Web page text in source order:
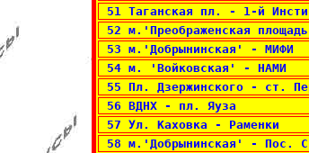
51 Таганская пл. - 1-й
52 м.'Преображенская
53 м.'Добрынинская' - МИФИ
54 м. 'Войковская' - НАМИ
55 Пл. Дзержинского - ст.
56 ВДНХ - пл. Яуза
57 Ул. Каховка - Раменки
58 м.'Добрынинская' - Пос.